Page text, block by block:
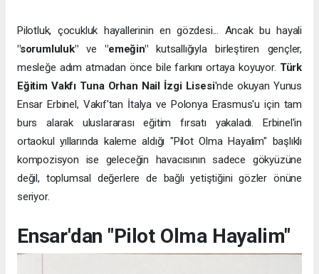
Pilotluk, çocukluk hayallerinin en gözdesi... Ancak bu hayali
"sorumluluk"ve"emeğin"kutsallığıyla birleştiren gençler,
mesleğe adım atmadan önce bile farkını ortaya koyuyor. Türk
Eğitim Vakfı Tuna Orhan Nail İzgi Lisesi'nde okuyan Yunus
Ensar Erbinel, Vakıf'tan İtalya ve Polonya Erasmus'u için tam
burs alarak uluslararası eğitim fırsatı yakaladı. Erbinel'in
ortaokul yıllarında kaleme aldığı "Pilot Olma Hayalim" başlıklı
kompozisyon ise geleceğin havacısının sadece gökyüzüne
değil, toplumsal değerlere de bağlı yetiştiğini gözler önüne
seriyor.
Ensar'dan "Pilot Olma Hayalim"